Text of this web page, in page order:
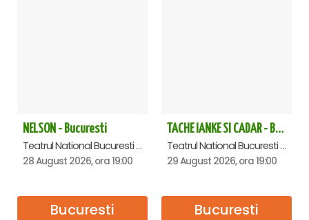
NELSON - Bucuresti
Teatrul National Bucuresti - Sala Ion Caramitru, Bucuresti
28 August 2026, ora 19:00
TACHE IANKE SI CADAR - Bucuresti
Teatrul National Bucuresti - Sala Ion Caramitru, Bucuresti
29 August 2026, ora 19:00
Bucuresti Bucuresti